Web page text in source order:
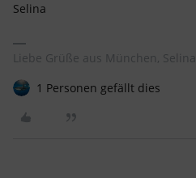
Selina
Liebe Grüße aus München, Selina
1 Personen gefällt dies